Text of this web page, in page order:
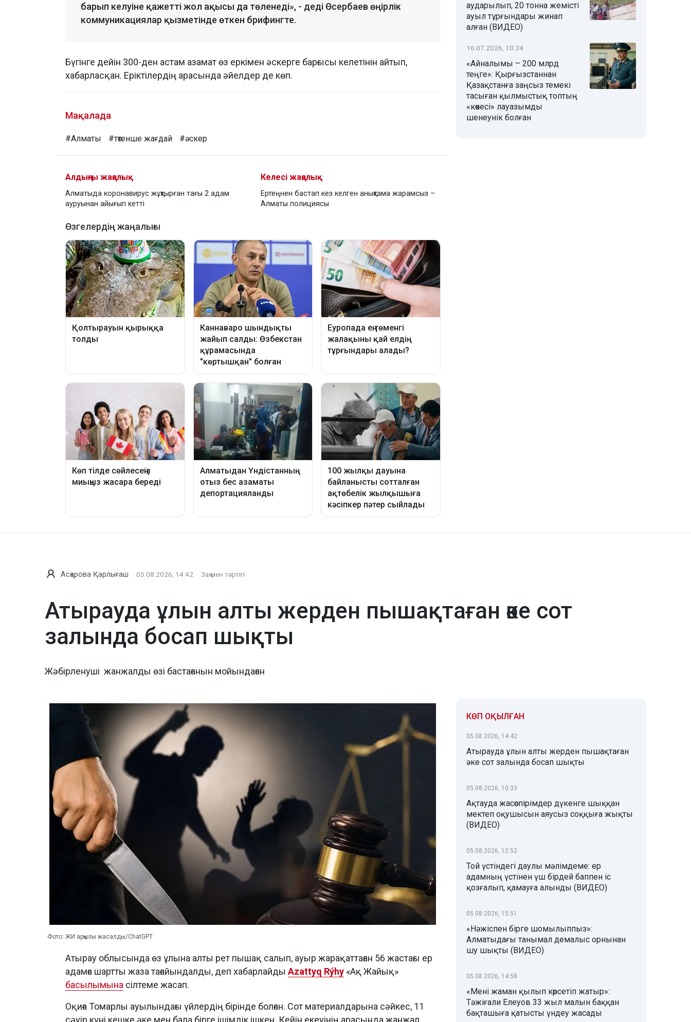
барып келуіне қажетті жол ақысы да төленеді», - деді Өсербаев өңірлік
коммуникациялар қызметінде өткен брифингте.
Бүгінге дейін 300-ден астам азамат өз еркімен әскерге барғысы келетінін айтып,
хабарласқан. Еріктілердің арасында әйелдер де көп.
Мақалада
#Алматы #төтенше жағдай #әскер
Алдыңғы жаңалық
Алматыда коронавирус жұқтырған тағы 2 адам
ауруынан айығып кетті
Келесі жаңалық
Ертеңнен бастап кез келген анықтама жарамсыз –
Алматы полициясы
аударылып, 20 тонна жемісті
ауыл тұрғындары жинап
алған (ВИДЕО)
16.07.2026, 10:24
«Айналымы – 200 млрд
теңге»: Қырғызстаннан
Қазақстанға заңсыз темекі
тасыған қылмыстық топтың
«көкесі» лауазымды
шенеунік болған
Асқарова Қарлығаш 05.08.2026, 14:42 Заң мен тәртіп
Атырауда ұлын алты жерден пышақтаған әке сот
залында босап шықты
Жәбірленуші жанжалды өзі бастағанын мойындаған
Фото: ЖИ арқылы жасалды/ChatGPT
Атырау облысында өз ұлына алты рет пышақ салып, ауыр жарақаттаған 56 жастағы ер
адамға шартты жаза тағайындалды, деп хабарлайды Azattyq Rýhy «Ақ Жайық»
басылымына сілтеме жасап.
Оқиға Томарлы ауылындағы үйлердің бірінде болған. Сот материалдарына сәйкес, 11
сәуір күні кешке әке мен бала бірге ішімдік ішкен. Кейін екеуінің арасында жанжал
КӨП ОҚЫЛҒАН
05.08.2026, 14:42
Атырауда ұлын алты жерден пышақтаған
әке сот залында босап шықты
05.08.2026, 10:33
Ақтауда жасөспірімдер дүкенге шыққан
мектеп оқушысын аяусыз соққыға жықты
(ВИДЕО)
05.08.2026, 12:52
Той үстіндегі даулы мәлімдеме: ер
адамның үстінен үш бірдей баппен іс
қозғалып, қамауға алынды (ВИДЕО)
05.08.2026, 15:51
«Нәжіспен бірге шомылыппыз»:
Алматыдағы танымал демалыс орнынан
шу шықты (ВИДЕО)
05.08.2026, 14:58
«Мені жаман қылып көрсетіп жатыр»:
Тәжіғали Елеуов 33 жыл малын баққан
бақташыға қатысты үндеу жасады